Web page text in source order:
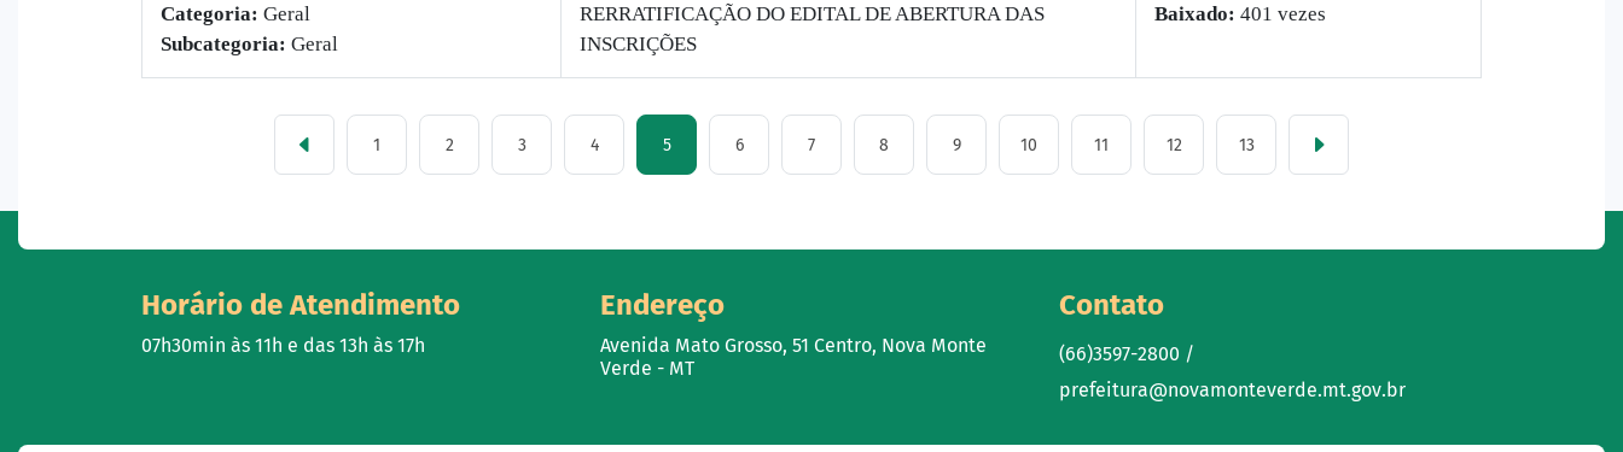
Categoria: Geral
Subcategoria: Geral
RERRATIFICAÇÃO DO EDITAL DE ABERTURA DAS
INSCRIÇÕES
Baixado: 401 vezes
1 2 3 4 5 6 7 8 9 10 11 12 13
Horário de Atendimento
07h30min às 11h e das 13h às 17h
Endereço
Avenida Mato Grosso, 51 Centro, Nova Monte
Verde - MT
Contato
(66)3597-2800 /
prefeitura@novamonteverde.mt.gov.br